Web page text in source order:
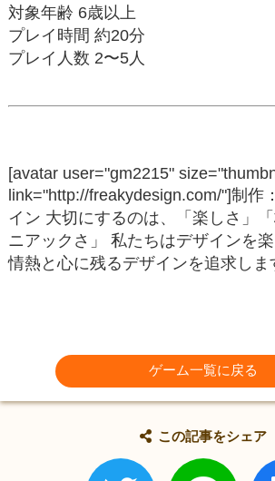
対象年齢 6歳以上
プレイ時間 約20分
プレイ人数 2〜5人
[avatar user="gm2215"
link="http://freakydesign.com/"]制作
イン 大切にするのは、「楽しさ」
ニアックさ」 私たちはデザインを
情熱と心に残るデザインを追求しま
ゲーム一覧に戻る
この記事をシェア